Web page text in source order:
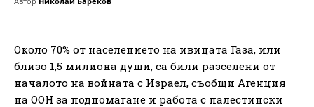
Около 70% от населението на ивицата Газа, или
близо 1,5 милиона души, са били разселени от
началото на войната с Израел, съобщи Агенция
на ООН за подпомагане и работа с палестински